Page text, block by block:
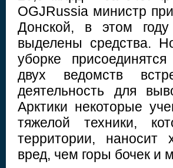
OGJRussia министр
Донской, в этом
выделены средства.
уборке
двух ведомств
деятельность для
Арктики некоторые
тяжелой техники,
территории, наносит
вред, чем горы бочек и